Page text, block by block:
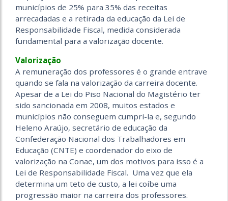
municípios de 25% para 35% das receitas
arrecadadas e a retirada da educação da Lei de
Responsabilidade Fiscal, medida considerada
fundamental para a valorização docente.
Valorização
A remuneração dos professores é o grande entrave
quando se fala na valorização da carreira docente.
Apesar de a Lei do Piso Nacional do Magistério ter
sido sancionada em 2008, muitos estados e
municípios não conseguem cumpri-la e, segundo
Heleno Araújo, secretário de educação da
Confederação Nacional dos Trabalhadores em
Educação (CNTE) e coordenador do eixo de
valorização na Conae, um dos motivos para isso é a
Lei de Responsabilidade Fiscal. Uma vez que ela
determina um teto de custo, a lei coíbe uma
progressão maior na carreira dos professores.